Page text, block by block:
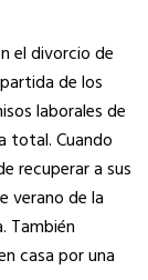
el divorcio de
de los
laborales de
total. Cuando
recuperar a sus
verano de la
También
casa por una